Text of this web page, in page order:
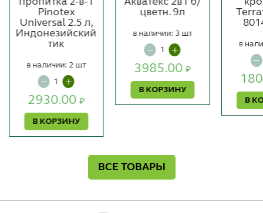
Pinotex
Universal 2.5 л,
Индонезийский
тик
2930.00₽
В КОРЗИНУ
в наличии: 2 шт
цветн. 9л
3985.00₽
В КОРЗИНУ
в наличии: 3 шт
В
в
ВСЕ ТОВАРЫ